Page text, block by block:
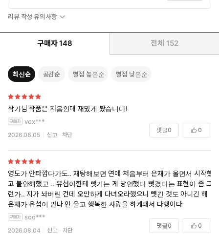
리뷰 작성 유의사항
구매자 148 전체 152
최신순 공감순 별점 높은순 별점 낮은순
작가님 작품은 처음인데 재밌게 봤습니다!
vox***
2026.08.05 신고 차단
댓글0 0
영도가 안타깝다가도.. 재탕해보면 연애 처음부터 은재가 울면서 시작했
고 불안해했고 .. 유섭이한테 뺏기는 게 당연했다 뺏겼다는 표현이 좀 그
런가.. 지가 놔버린 건데 오만하게 다녀오라했으니 뺏긴 것도 아니긴 해
은재가 유섭이 만나 안 울고 행복한 사랑을 하게돼서 다행이다
soo***
2026.08.04 신고 차단
댓글0 0